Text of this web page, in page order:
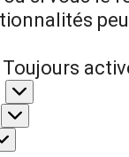
Fonctionnel
Toujours
Préférences
Statistiques